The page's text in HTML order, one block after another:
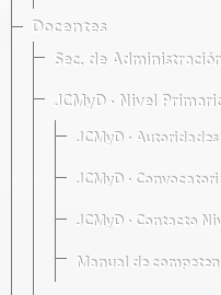
Docentes
Sec. de
JCMyD · Nivel
JCMyD ·
JCMyD ·
JCMyD · Contacto
Manual de